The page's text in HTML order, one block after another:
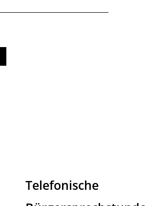
Telefonische